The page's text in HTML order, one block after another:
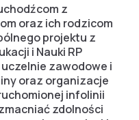
z
oraz ich rodzicom
projektu z
i Nauki RP
uczelnie zawodowe i
oraz organizacje
infolinii
zdolności